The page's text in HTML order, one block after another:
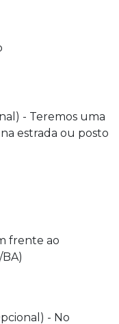
- Teremos uma
estrada ou posto
frente ao
- No